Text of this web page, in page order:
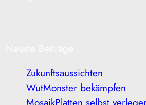
Zukunftsaussichten
WutMonster bekämpfen